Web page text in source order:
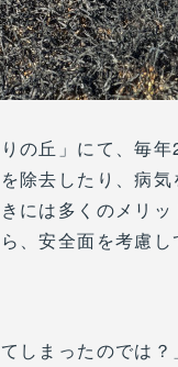
の丘」にて、毎
除去したり、病
には多くのメリッ
、安全面を考慮
しまったのでは